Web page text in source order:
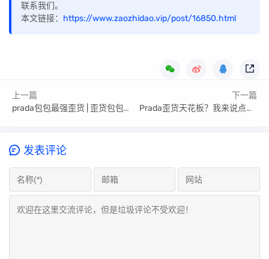
联系我们。
本文链接： https://www.zaozhidao.vip/post/16850.html
上一篇
prada包包最强歪货 | 歪货包包推荐
下一篇
Prada歪货天花板？我来说点大实话！
发表评论